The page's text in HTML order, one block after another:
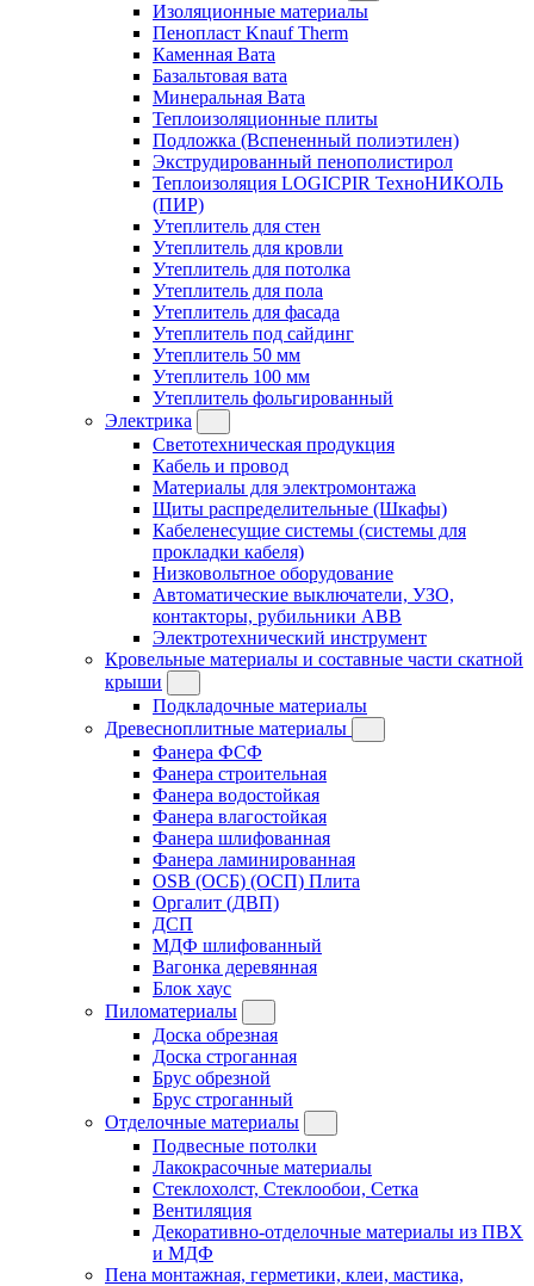
Изоляционные материалы
Пенопласт Knauf Therm
Каменная Вата
Базальтовая вата
Минеральная Вата
Теплоизоляционные плиты
Подложка (Вспененный полиэтилен)
Экструдированный пенополистирол
Теплоизоляция LOGICPIR ТехноНИКОЛЬ
(ПИР)
Утеплитель для стен
Утеплитель для кровли
Утеплитель для потолка
Утеплитель для пола
Утеплитель для фасада
Утеплитель под сайдинг
Утеплитель 50 мм
Утеплитель 100 мм
Утеплитель фольгированный
Электрика
Светотехническая продукция
Кабель и провод
Материалы для электромонтажа
Щиты распределительные (Шкафы)
Кабеленесущие системы (системы для
прокладки кабеля)
Низковольтное оборудование
Автоматические выключатели, УЗО,
контакторы, рубильники ABB
Электротехнический инструмент
Кровельные материалы и составные части скатной
крыши
Подкладочные материалы
Древесноплитные материалы
Фанера ФСФ
Фанера строительная
Фанера водостойкая
Фанера влагостойкая
Фанера шлифованная
Фанера ламинированная
OSB (ОСБ) (ОСП) Плита
Оргалит (ДВП)
ДСП
МДФ шлифованный
Вагонка деревянная
Блок хаус
Пиломатериалы
Доска обрезная
Доска строганная
Брус обрезной
Брус строганный
Отделочные материалы
Подвесные потолки
Лакокрасочные материалы
Стеклохолст, Стеклообои, Сетка
Вентиляция
Декоративно-отделочные материалы из ПВХ
и МДФ
Пена монтажная, герметики, клеи, мастика,